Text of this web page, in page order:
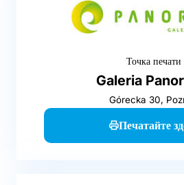
Точка печати
Galeria
Górecka 30,
Печатайте